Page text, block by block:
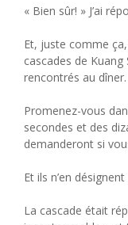
« Bien sûr! » J’ai
Et, juste comme
cascades de
rencontrés au dîner.
Promenez-vous
secondes et des
demanderont si
Et ils n’en désignent
La cascade était